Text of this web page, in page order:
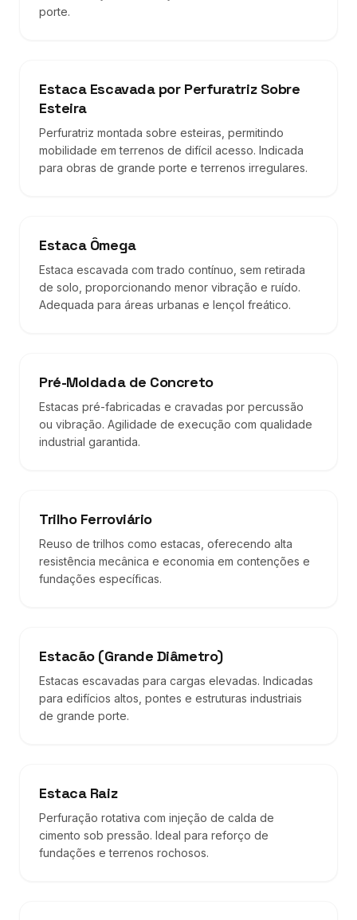
porte.
Estaca Escavada por Perfuratriz Sobre
Esteira
Perfuratriz montada sobre esteiras, permitindo
mobilidade em terrenos de difícil acesso. Indicada
para obras de grande porte e terrenos irregulares.
Estaca Ômega
Estaca escavada com trado contínuo, sem retirada
de solo, proporcionando menor vibração e ruído.
Adequada para áreas urbanas e lençol freático.
Pré-Moldada de Concreto
Estacas pré-fabricadas e cravadas por percussão
ou vibração. Agilidade de execução com qualidade
industrial garantida.
Trilho Ferroviário
Reuso de trilhos como estacas, oferecendo alta
resistência mecânica e economia em contenções e
fundações específicas.
Estacão (Grande Diâmetro)
Estacas escavadas para cargas elevadas. Indicadas
para edifícios altos, pontes e estruturas industriais
de grande porte.
Estaca Raiz
Perfuração rotativa com injeção de calda de
cimento sob pressão. Ideal para reforço de
fundações e terrenos rochosos.